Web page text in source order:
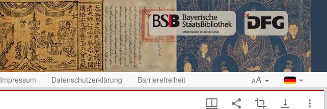
Impressum Datenschutzerklärung Barrierefreiheit AA